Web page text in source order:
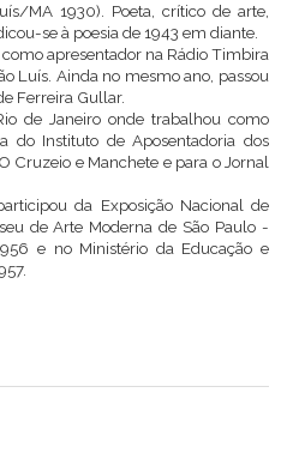
MA 1930). Poeta, crítico de arte,
se à poesia de 1943 em diante.
apresentador na Rádio Timbira
Luís. Ainda no mesmo ano, passou
Ferreira Gullar.
de Janeiro onde trabalhou como
do Instituto de Aposentadoria dos
Cruzeio e Manchete e para o Jornal
da Exposição Nacional de
de Arte Moderna de São Paulo -
e no Ministério da Educação e